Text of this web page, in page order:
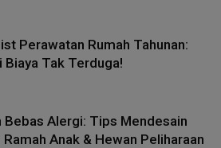
Perawatan Rumah Tahunan:
Biaya Tak Terduga!
Bebas Alergi: Tips Mendesain
Ramah Anak & Hewan Peliharaan